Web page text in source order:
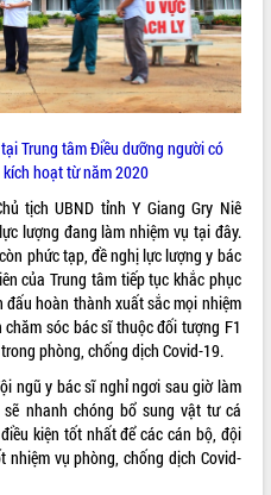
Trung tâm Điều dưỡng người có
hoạt từ năm 2020
tịch UBND tỉnh Y Giang Gry Niê
lượng đang làm nhiệm vụ tại đây.
phức tạp, đề nghị lực lượng y bác
của Trung tâm tiếp tục khắc phục
hoàn thành xuất sắc mọi nhiệm
sóc bác sĩ thuộc đối tượng F1
phòng, chống dịch Covid-19.
ngũ y bác sĩ nghỉ ngơi sau giờ làm
nhanh chóng bổ sung vật tư cá
kiện tốt nhất để các cán bộ, đội
vụ phòng, chống dịch Covid-